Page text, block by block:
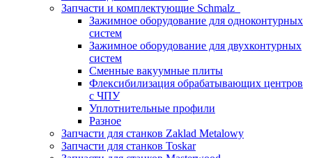
Запчасти и комплектующие Schmalz
Зажимное оборудование для одноконтурных
систем
Зажимное оборудование для двухконтурных
систем
Сменные вакуумные плиты
Флексибилизация обрабатывающих центров
с ЧПУ
Уплотнительные профили
Разное
Запчасти для станков Zaklad Metalowy
Запчасти для станков Toskar